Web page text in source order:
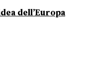
dell’Europa